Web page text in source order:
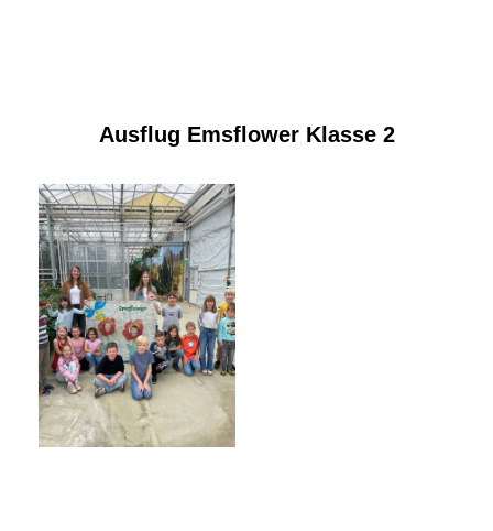
Ausflug Emsflower Klasse 2